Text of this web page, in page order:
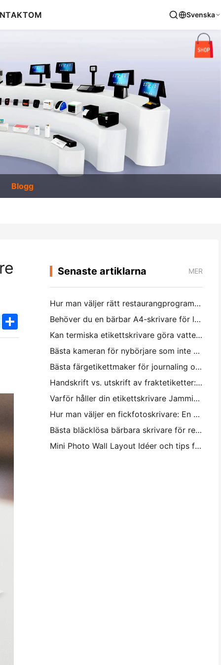
OM Svenska
Blogg
TwitterShare
Senaste artiklarna MER
Hur man väljer rätt restaurangprogramvara för din lilla eller medelstora restaurang
Behöver du en bärbar A4-skrivare för lagerfakturor? Vad faktiskt fungerar
Kan termiska etikettskrivare göra vattentäta etiketter för småföretagsprodukter?
Bästa kameran för nybörjare som inte vill slösa papper
Bästa färgetikettmaker för journaling och scrapbooking: Lägg till mer färg på varje sida
Handskrift vs. utskrift av fraktetiketter: Tips för små företag 2026
Varför håller din etikettskrivare Jamming?
Hur man väljer en fickfotoskrivare: En komplett guide för journaling, resor och iPhone-användare
Bästa bläcklösa bärbara skrivare för resa, skola och mobilt arbete: Hanin MT620 Pro Review
Mini Photo Wall Layout Idéer och tips för sovrum och sovsal dekoration